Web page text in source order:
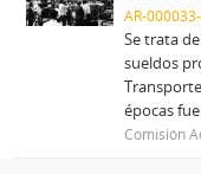
AR-
Se trata
sueldos
épocas
Comisión